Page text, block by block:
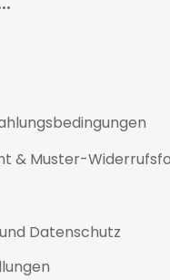
& Muster-
Datenschutz